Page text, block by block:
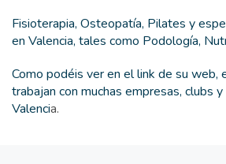
Fisioterapia, Osteopatía, Pilates y
en Valencia, tales como Podología,
Como podéis ver en el link de su web,
trabajan con muchas empresas, clubs
Valencia.